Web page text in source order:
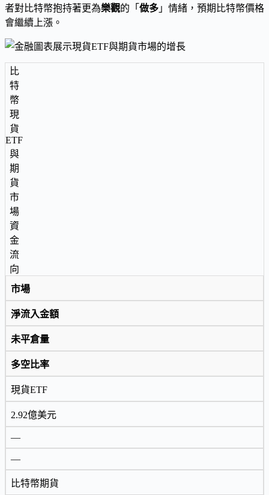
者對比特幣抱持著更為樂觀的「 做多 」情緒，預期比特幣價格
會繼續上漲。
比
特
幣
現
貨
ETF
與
期
貨
市
場
資
金
流
向
市場
淨流入金額
未平倉量
多空比率
現貨ETF
2.92億美元
—
—
比特幣期貨